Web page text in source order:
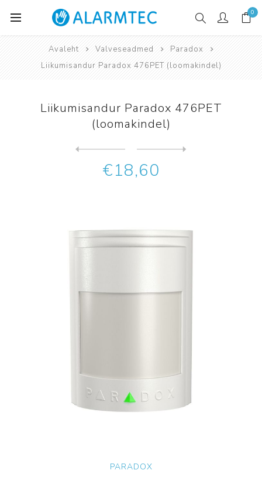
0
Avaleht Valveseadmed
Paradox
Liikumisandur Paradox 476PET (loomakindel)
Liikumisandur Paradox 476PET
(loomakindel)
€18,60
PARADOX